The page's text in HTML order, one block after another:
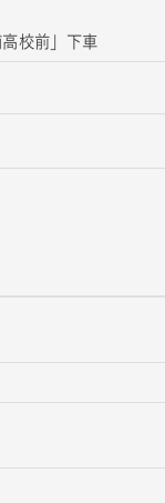
校前」下車